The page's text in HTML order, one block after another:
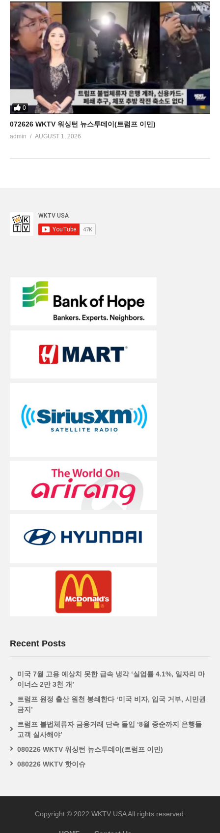
0
072626 WKTV 워싱턴 뉴스투데이(트럼프 이민)
admin AUGUST 1, 2026
Recent Posts
미국 7월 고용 예상치 못한 급속 냉각 ‘실업률 4.1%, 일자리 마
이너스 2만 3천 개’
트럼프 원정 출산 원천 봉쇄한다 ‘미국 비자, 입국 거부, 시민권
금지’
트럼프 불법체류자 금융거래 단속 돌입 ‘8월 중순까지 은행들
고객 실사해야’
080226 WKTV 워싱턴 뉴스투데이(트럼프 이민)
080226 WKTV 핫이슈
Copyright © 2022 WKTV USA All rights reserved.